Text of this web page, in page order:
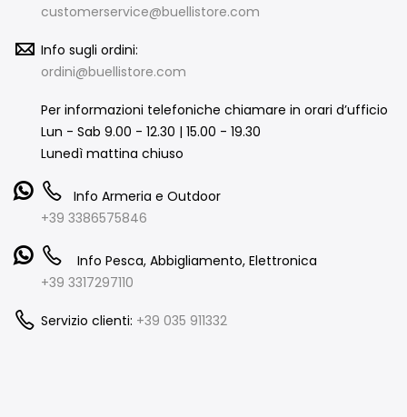
customerservice@buellistore.com
Info sugli ordini:
ordini@buellistore.com
Per informazioni telefoniche chiamare in orari d’ufficio
Lun - Sab 9.00 - 12.30 | 15.00 - 19.30
Lunedì mattina chiuso
Info Armeria e Outdoor
+39 3386575846
Info Pesca, Abbigliamento, Elettronica
+39 3317297110
Servizio clienti: +39 035 911332